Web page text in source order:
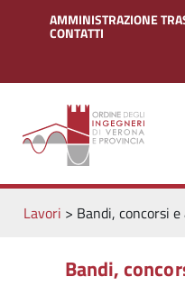
AMMINISTRAZIONE
CONTATTI
Lavori > Bandi, concorsi
Bandi,